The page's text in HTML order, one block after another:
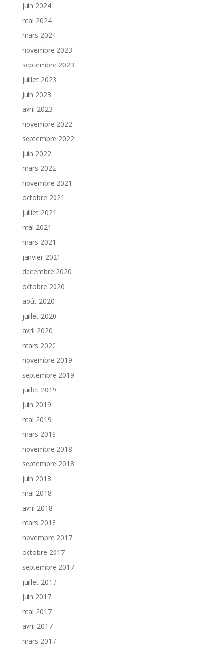
juin 2024
mai 2024
mars 2024
novembre 2023
septembre 2023
juillet 2023
juin 2023
avril 2023
novembre 2022
septembre 2022
juin 2022
mars 2022
novembre 2021
octobre 2021
juillet 2021
mai 2021
mars 2021
janvier 2021
décembre 2020
octobre 2020
août 2020
juillet 2020
avril 2020
mars 2020
novembre 2019
septembre 2019
juillet 2019
juin 2019
mai 2019
mars 2019
novembre 2018
septembre 2018
juin 2018
mai 2018
avril 2018
mars 2018
novembre 2017
octobre 2017
septembre 2017
juillet 2017
juin 2017
mai 2017
avril 2017
mars 2017